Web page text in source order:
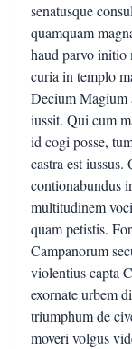
senatusque
quamquam
haud parvo initio
curia in templo
Decium Magium
iussit. Qui cum
id cogi posse,
castra est iussus.
contionabundus
multitudinem
quam petistis.
Campanorum
violentius capta
exornate urbem
triumphum de
moveri volgus